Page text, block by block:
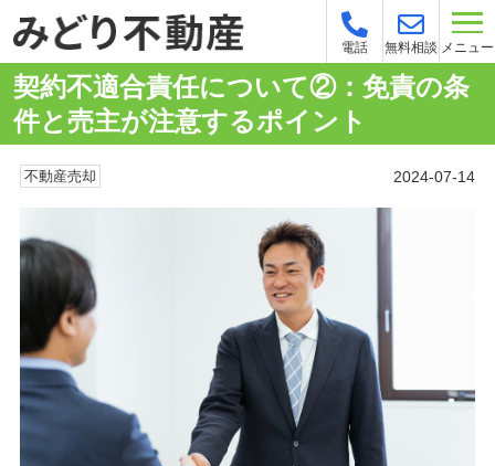
電話 無料相談 メニュー
契約不適合責任について②：免責の条
件と売主が注意するポイント
不動産売却 2024-07-14